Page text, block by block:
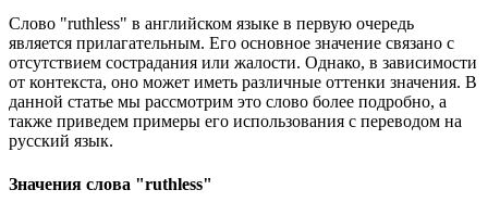
Слово "ruthless" в английском языке в первую очередь
является прилагательным. Его основное значение связано с
отсутствием сострадания или жалости. Однако, в зависимости
от контекста, оно может иметь различные оттенки значения. В
данной статье мы рассмотрим это слово более подробно, а
также приведем примеры его использования с переводом на
русский язык.
Значения слова "ruthless"